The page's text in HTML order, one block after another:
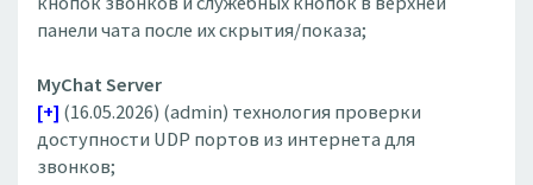
панели чата после их скрытия/показа;
MyChat Server
[+] (16.05.2026) (admin) технология проверки
доступности UDP портов из интернета для
звонков;